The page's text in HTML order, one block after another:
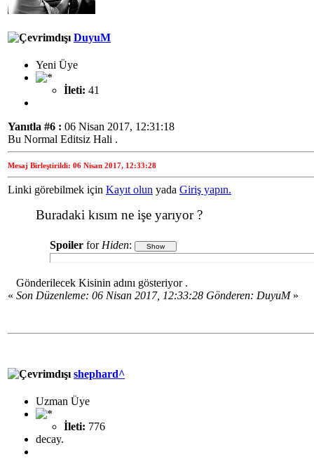
DuyuM
Yeni Üye
İleti: 41
Yanıtla #6 : 06 Nisan 2017, 12:31:18
Bu Normal Editsiz Hali .
Mesaj Birleştirildi: 06 Nisan 2017, 12:33:28
Linki görebilmek için Kayıt olun yada Giriş yapın.
Buradaki kısım ne işe yarıyor ?
Spoiler forHiden:
Gönderilecek Kisinin adını gösteriyor .
« Son Düzenleme: 06 Nisan 2017, 12:33:28 Gönderen: DuyuM»
shephard^
Uzman Üye
İleti: 776
decay.